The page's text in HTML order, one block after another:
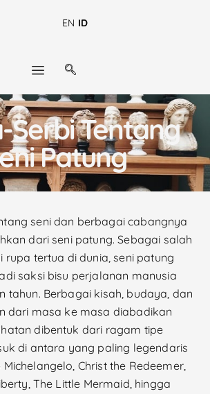
EN ID
Serbi Tentang
Patung
seni dan berbagai cabangnya
dari seni patung. Sebagai salah
rupa tertua di dunia, seni patung
saksi bisu perjalanan manusia
tahun. Berbagai kisah, budaya, dan
dari masa ke masa diabadikan
dibentuk dari ragam tipe
di antara yang paling legendaris
Christ the Redeemer,
The Little Mermaid, hingga